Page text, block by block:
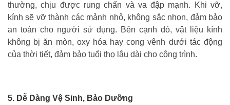
thường, chịu được rung chấn và va đập mạnh. Khi vỡ,
kính sẽ vỡ thành các mảnh nhỏ, không sắc nhọn, đảm bảo
an toàn cho người sử dụng. Bên cạnh đó, vật liệu kính
không bị ăn mòn, oxy hóa hay cong vênh dưới tác động
của thời tiết, đảm bảo tuổi thọ lâu dài cho công trình.
5. Dễ Dàng Vệ Sinh, Bảo Dưỡng